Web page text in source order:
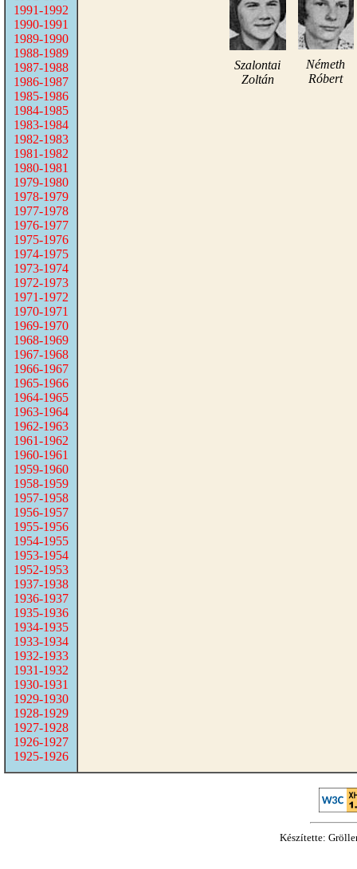
1991-1992
1990-1991
1989-1990
1988-1989
1987-1988
1986-1987
1985-1986
1984-1985
1983-1984
1982-1983
1981-1982
1980-1981
1979-1980
1978-1979
1977-1978
1976-1977
1975-1976
1974-1975
1973-1974
1972-1973
1971-1972
1970-1971
1969-1970
1968-1969
1967-1968
1966-1967
1965-1966
1964-1965
1963-1964
1962-1963
1961-1962
1960-1961
1959-1960
1958-1959
1957-1958
1956-1957
1955-1956
1954-1955
1953-1954
1952-1953
1937-1938
1936-1937
1935-1936
1934-1935
1933-1934
1932-1933
1931-1932
1930-1931
1929-1930
1928-1929
1927-1928
1926-1927
1925-1926
Szalontai
Zoltán
Németh
Róbert
Készítette: